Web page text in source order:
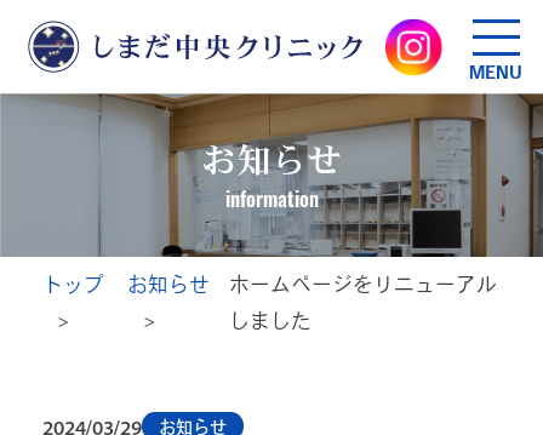
MENU
お知らせ
information
トップ お知らせ
ホームページをリニューアル
しました
2024/03/29 お知らせ